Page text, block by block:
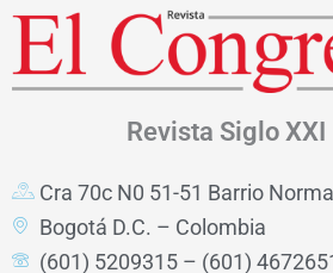
Revista Siglo XXI
Cra 70c N0 51-51 Barrio
Bogotá D.C. – Colombia
(601) 5209315 – (601)